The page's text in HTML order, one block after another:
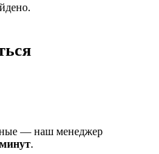
— наш менеджер
.